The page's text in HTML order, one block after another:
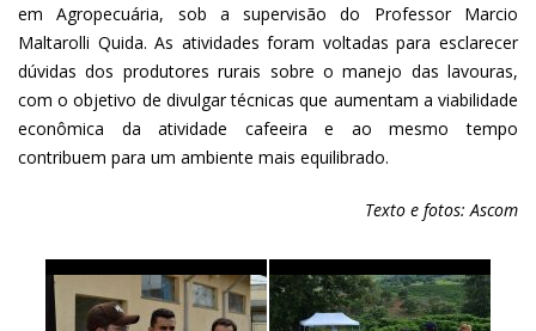
em Agropecuária, sob a supervisão do Professor Marcio
Maltarolli Quida. As atividades foram voltadas para esclarecer
dúvidas dos produtores rurais sobre o manejo das lavouras,
com o objetivo de divulgar técnicas que aumentam a viabilidade
econômica da atividade cafeeira e ao mesmo tempo
contribuem para um ambiente mais equilibrado.
Texto e fotos: Ascom